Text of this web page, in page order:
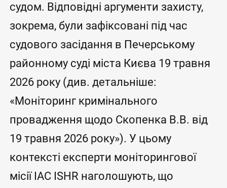
судом. Відповідні аргументи захисту,
зокрема, були зафіксовані під час
судового засідання в Печерському
районному суді міста Києва 19 травня
2026 року (див. детальніше:
«Моніторинг кримінального
провадження щодо Скопенка В.В. від
19 травня 2026 року»). У цьому
контексті експерти моніторингової
місії IAC ISHR наголошують, що